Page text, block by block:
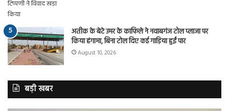
अतीक के बेटे उमर के काफिले ने नवाबगंज टोल प्लाजा पर
किया हंगामा, बिना टोल दिए कई गाड़िया हुईं पार
August 10, 2026
बड़ी खबर